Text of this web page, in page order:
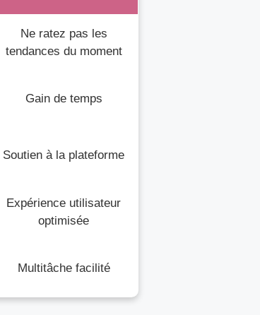
Ne ratez pas les
tendances du moment
Gain de temps
Soutien à la plateforme
Expérience utilisateur
optimisée
Multitâche facilité